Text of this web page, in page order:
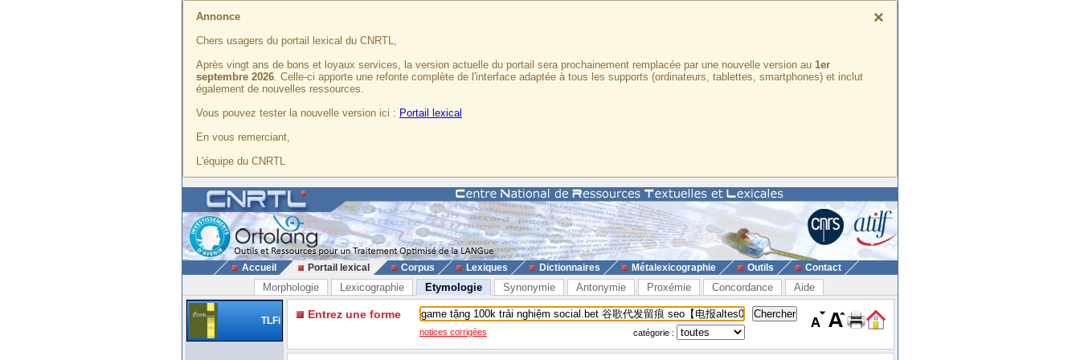
×
Annonce
Chers usagers du portail lexical du CNRTL,
Après vingt ans de bons et loyaux services, la version actuelle du portail sera prochainement remplacée par une nouvelle version au 1er
septembre 2026. Celle-ci apporte une refonte complète de l'interface adaptée à tous les supports (ordinateurs, tablettes, smartphones) et inclut
également de nouvelles ressources.
Vous pouvez tester la nouvelle version ici : Portail lexical
En vous remerciant,
L'équipe du CNRTL
Accueil Portail lexical Corpus Lexiques Dictionnaires Métalexicographie Outils Contact
Morphologie Lexicographie Etymologie Synonymie Antonymie Proxémie Concordance Aide
TLFi Entrez une forme
notices corrigées catégorie :